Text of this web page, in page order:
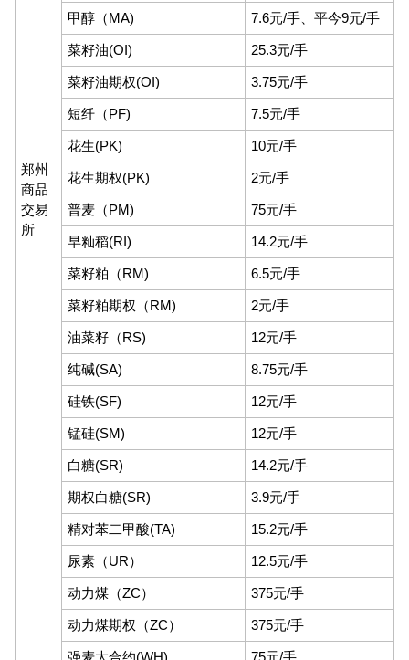
郑州
商品
交易
所
甲醇（MA) 7.6元/手、平今9元/手
菜籽油(OI) 25.3元/手
菜籽油期权(OI) 3.75元/手
短纤（PF) 7.5元/手
花生(PK) 10元/手
花生期权(PK) 2元/手
普麦（PM) 75元/手
早籼稻(RI) 14.2元/手
菜籽粕（RM) 6.5元/手
菜籽粕期权（RM) 2元/手
油菜籽（RS) 12元/手
纯碱(SA) 8.75元/手
硅铁(SF) 12元/手
锰硅(SM) 12元/手
白糖(SR) 14.2元/手
期权白糖(SR) 3.9元/手
精对苯二甲酸(TA) 15.2元/手
尿素（UR） 12.5元/手
动力煤（ZC） 375元/手
动力煤期权（ZC） 375元/手